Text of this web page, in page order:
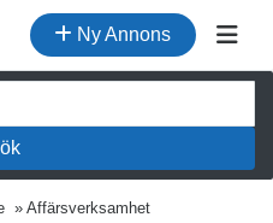
Ny Annons
» Affärsverksamhet